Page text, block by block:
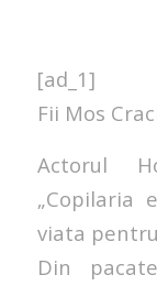
[ad_1]
Fii Mos
Actorul
„Copilaria
viata
Din